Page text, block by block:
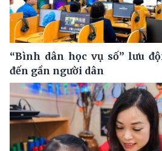
“Bình dân học vụ số” lưu
đến gần người dân